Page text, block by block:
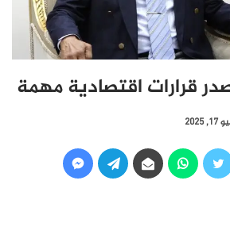
قرارات اقتصادية مهمة
2025